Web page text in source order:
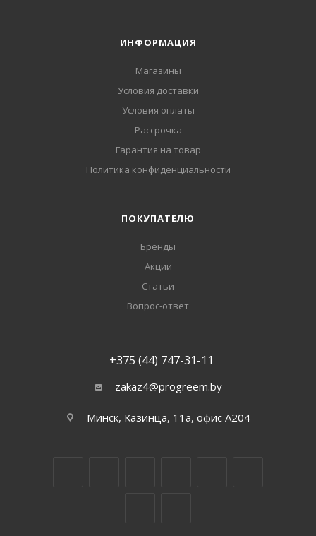
ИНФОРМАЦИЯ
Магазины
Условия доставки
Условия оплаты
Рассрочка
Гарантия на товар
Политика конфиденциальности
ПОКУПАТЕЛЮ
Бренды
Акции
Статьи
Вопрос-ответ
+375 (44) 747-31-11
zakaz4@progreem.by
Минск, Казинца, 11а, офис А204